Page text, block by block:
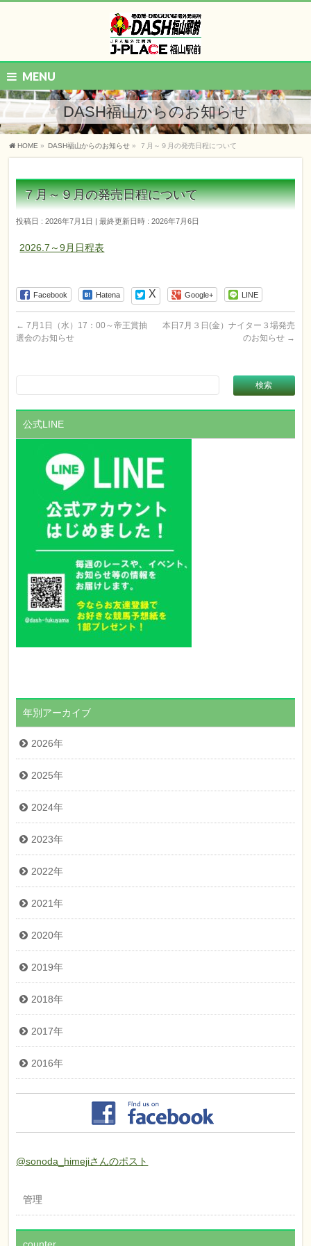
MENU
DASH福山からのお知らせ
HOME » DASH福山からのお知らせ » ７月～９月の発売日程について
７月～９月の発売日程について
投稿日 : 2026年7月1日 最終更新日時 : 2026年7月6日
2026.7～9月日程表
Facebook Hatena Google+ LINE
← 7月1日（水）17：00～帝王賞抽
選会のお知らせ
本日7月３日(金）ナイター３場発売
のお知らせ →
公式LINE
年別アーカイブ
2026年
2025年
2024年
2023年
2022年
2021年
2020年
2019年
2018年
2017年
2016年
@sonoda_himejiさんのポスト
管理